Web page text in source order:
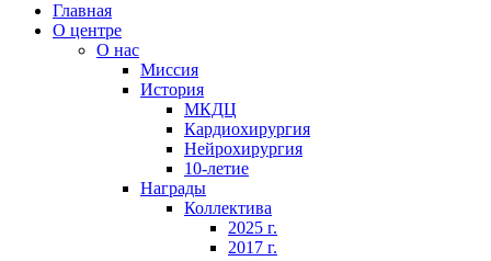
Главная
О центре
О нас
Миссия
История
МКДЦ
Кардиохирургия
Нейрохирургия
10-летие
Награды
Коллектива
2025 г.
2017 г.